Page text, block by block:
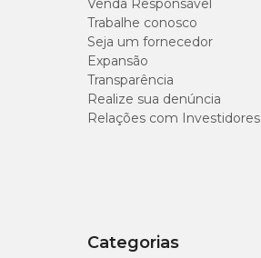
Venda Responsável
Trabalhe conosco
Seja um fornecedor
Expansão
Transparência
Realize sua denúncia
Relações com Investidores
Categorias